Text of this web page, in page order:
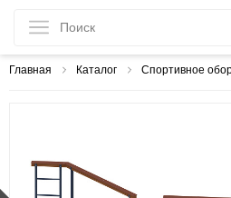
Главная Каталог Спортивное